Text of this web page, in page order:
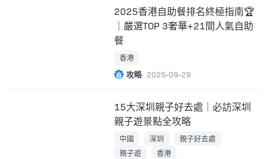
2025香港自助餐排名終極指南🏆
｜嚴選TOP 3奢華+21間人氣自助
餐
香港
攻略 2025-09-29
15大深圳親子好去處｜必訪深圳
親子遊景點全攻略
中國 深圳
親子好去處
親子遊
香港